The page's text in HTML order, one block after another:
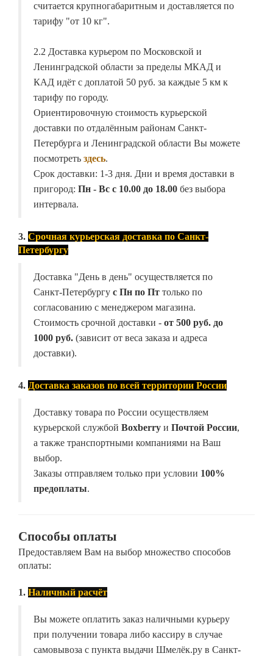
считается крупногабаритным и доставляется по
тарифу "от 10 кг".
2.2 Доставка курьером по Московской и
Ленинградской области за пределы МКАД и
КАД идёт с доплатой 50 руб. за каждые 5 км к
тарифу по городу.
Ориентировочную стоимость курьерской
доставки по отдалённым районам Санкт-
Петербурга и Ленинградской области Вы можете
посмотреть здесь.
Срок доставки: 1-3 дня. Дни и время доставки в
пригород: Пн - Вс с 10.00 до 18.00 без выбора
интервала.
3. Срочная курьерская доставка по Санкт-
Петербургу
Доставка "День в день" осуществляется по
Санкт-Петербургу с Пн по Пт только по
согласованию с менеджером магазина.
Стоимость срочной доставки - от 500 руб. до
1000 руб. (зависит от веса заказа и адреса
доставки).
4. Доставка заказов по всей территории России
Доставку товара по России осуществляем
курьерской службой Boxberry и Почтой России,
а также транспортными компаниями на Ваш
выбор.
Заказы отправляем только при условии 100%
предоплаты.
Способы оплаты
Предоставляем Вам на выбор множество способов
оплаты:
1. Наличный расчёт
Вы можете оплатить заказ наличными курьеру
при получении товара либо кассиру в случае
самовывоза с пункта выдачи Шмелёк.ру в Санкт-